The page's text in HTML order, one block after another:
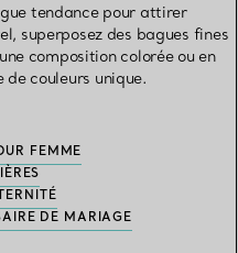
tendance pour attirer
superposez des bagues fines
composition colorée ou en
couleurs unique.
FEMME
DE MARIAGE